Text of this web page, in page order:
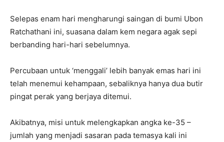
Selepas enam hari mengharungi saingan di bumi Ubon
Ratchathani ini, suasana dalam kem negara agak sepi
berbanding hari-hari sebelumnya.
Percubaan untuk ‘menggali’ lebih banyak emas hari ini
telah menemui kehampaan, sebaliknya hanya dua butir
pingat perak yang berjaya ditemui.
Akibatnya, misi untuk melengkapkan angka ke-35 –
jumlah yang menjadi sasaran pada temasya kali ini